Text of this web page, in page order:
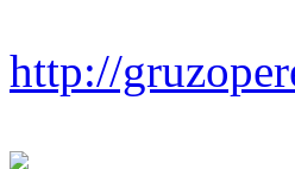
http://